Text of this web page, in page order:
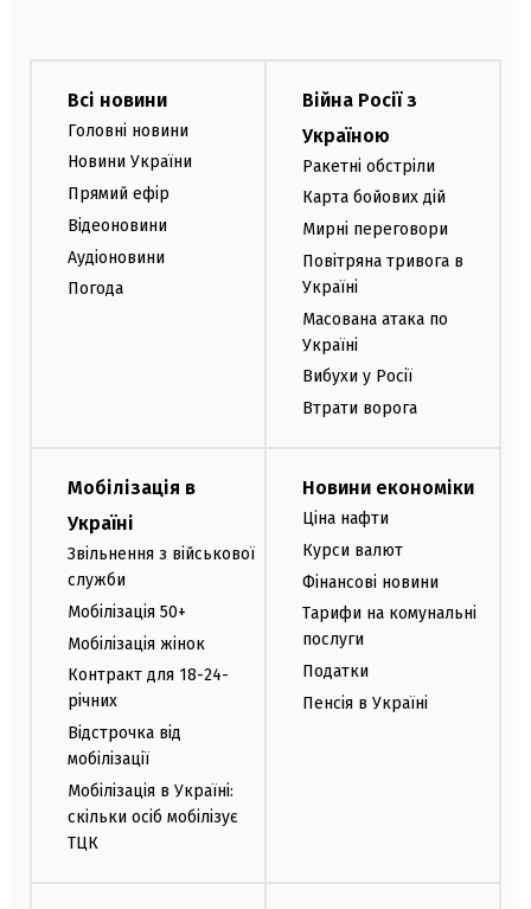
Всі новини
Головні новини
Новини України
Прямий ефір
Відеоновини
Аудіоновини
Погода
Війна Росії з
Україною
Ракетні обстріли
Карта бойових дій
Мирні переговори
Повітряна тривога в
Україні
Масована атака по
Україні
Вибухи у Росії
Втрати ворога
Мобілізація в
Україні
Звільнення з військової
служби
Мобілізація 50+
Мобілізація жінок
Контракт для 18-24-
річних
Відстрочка від
мобілізації
Мобілізація в Україні:
скільки осіб мобілізує
ТЦК
Новини економіки
Ціна нафти
Курси валют
Фінансові новини
Тарифи на комунальні
послуги
Податки
Пенсія в Україні